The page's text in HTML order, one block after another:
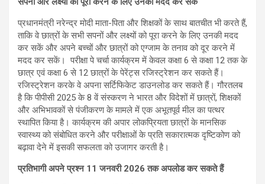
प्रधानमंत्री नरेन्द्र मोदी माता-पिता और शिक्षकों के साथ बातचीत भी करते हैं,
ताकि वे छात्रों के सभी सपनों और लक्ष्यों को पूरा करने के लिए उनकी मदद
कर सकें और अपने बच्चों और छात्रों को एग्जाम के तनाव को दूर करने में
मदद कर सकें। परीक्षा पे चर्चा कार्यक्रम में केवल कक्षा 6 से कक्षा 12 तक के
छात्र एवं कक्षा 6 से 12 छात्रों के पेरेंट्स रजिस्ट्रेशन कर सकते हैं।
रजिस्ट्रेशन करके वे अपना सर्टिफिकेट डाउनलोड कर सकते हैं। गौरतलब
है कि पीपीसी 2025 के 8 वें संस्करण ने भारत और विदेशों में छात्रों, शिक्षकों
और अभिभावकों से पंजीकरण के मामले में एक अभूतपूर्व मील का पत्थर
स्थापित किया है। कार्यक्रम की अपार लोकप्रियता छात्रों के मानसिक
स्वास्थ्य को संबोधित करने और परीक्षाओं के प्रति सकारात्मक दृष्टिकोण को
बढ़ावा देने में इसकी सफलता को उजागर करती है।
प्रतिभागी अपने प्रश्न 11 जनवरी 2026 तक अपलोड कर सकते हैं